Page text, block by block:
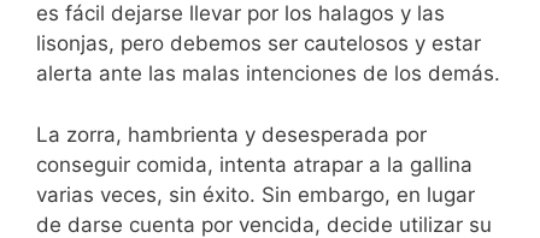
es fácil dejarse llevar por los halagos y las
lisonjas, pero debemos ser cautelosos y estar
alerta ante las malas intenciones de los demás.
La zorra, hambrienta y desesperada por
conseguir comida, intenta atrapar a la gallina
varias veces, sin éxito. Sin embargo, en lugar
de darse cuenta por vencida, decide utilizar su